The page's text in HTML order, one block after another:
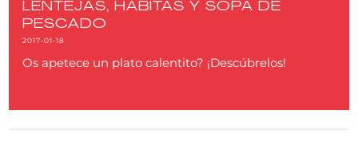
LENTEJAS, HABITAS Y SOPA DE
PESCADO
2017-01-18
Os apetece un plato calentito? ¡Descúbrelos!